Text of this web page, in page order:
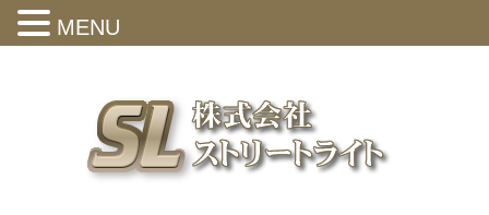
MENU